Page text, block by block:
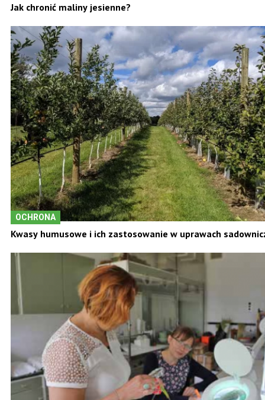
Jak chronić maliny jesienne?
OCHRONA
Kwasy humusowe i ich zastosowanie w uprawach